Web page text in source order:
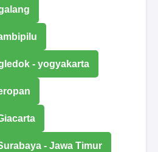
- yogyakarta
- Jawa Timur